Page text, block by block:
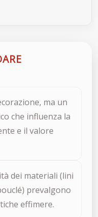
ma un
che influenza la
e il valore
dei materiali (lini
prevalgono
effimere.